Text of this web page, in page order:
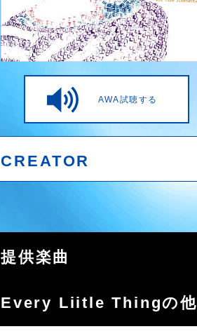
AWA試聴する
CREATOR
提供楽曲
Every Liitle Thingの他